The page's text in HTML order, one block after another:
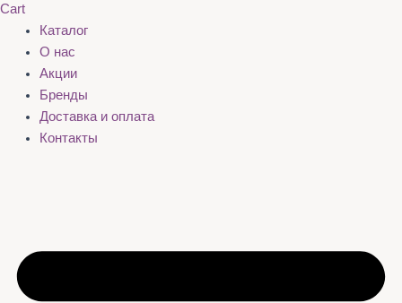
Cart
Каталог
О нас
Акции
Бренды
Доставка и оплата
Контакты